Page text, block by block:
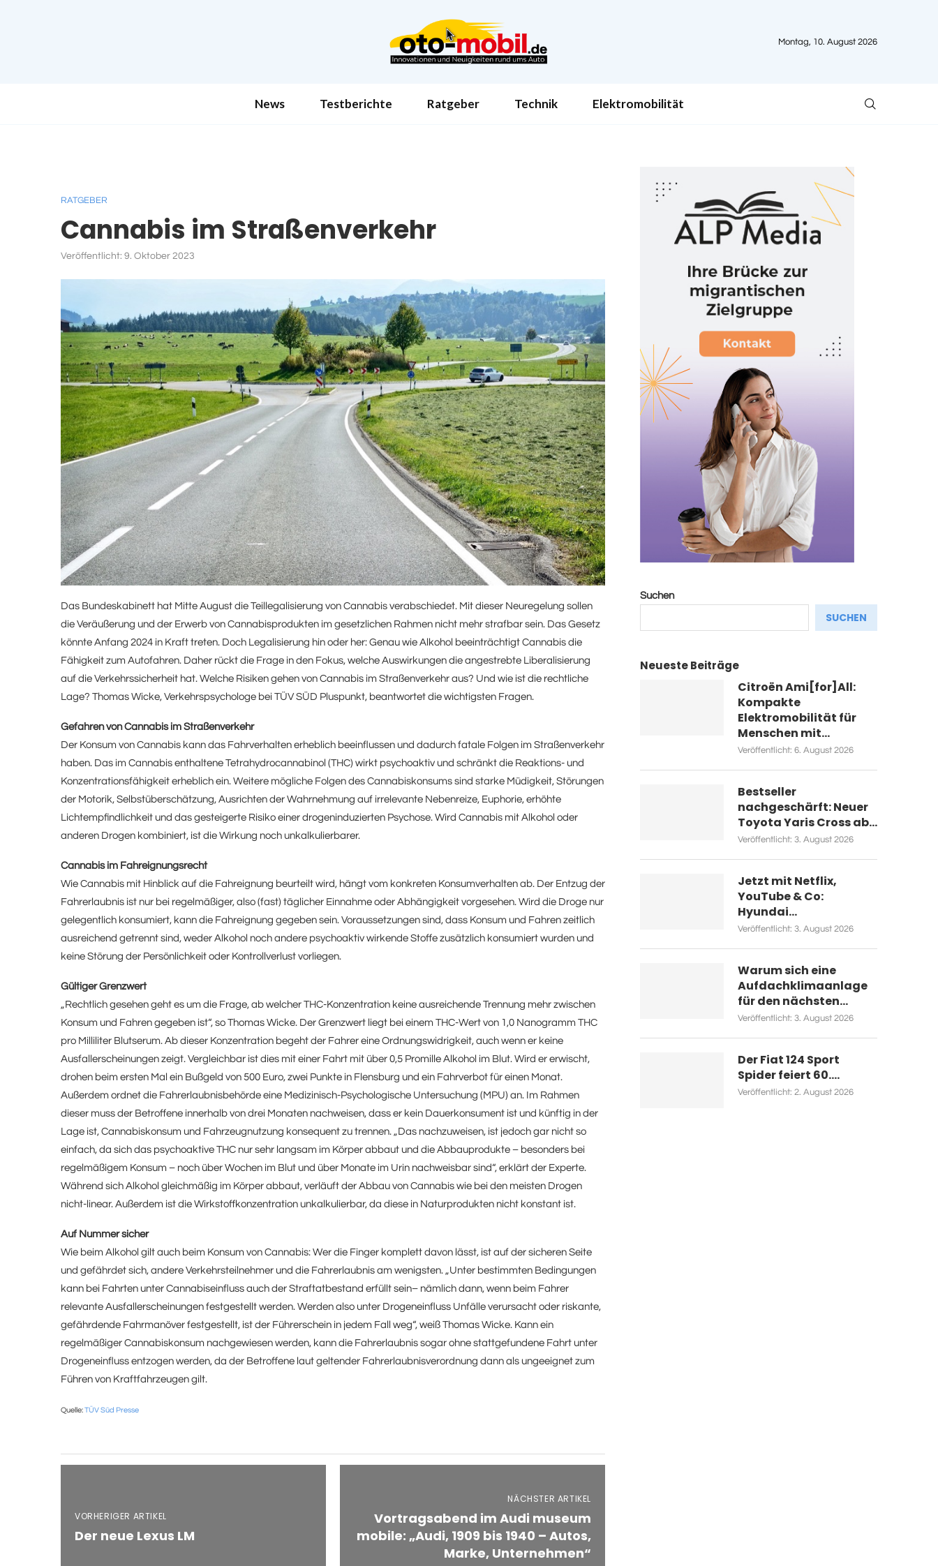
Montag, 10. August 2026
News Testberichte Ratgeber Technik Elektromobilität
RATGEBER
Cannabis im Straßenverkehr
Veröffentlicht: 9. Oktober 2023
Das Bundeskabinett hat Mitte August die Teillegalisierung von Cannabis verabschiedet. Mit dieser Neuregelung sollen
die Veräußerung und der Erwerb von Cannabisprodukten im gesetzlichen Rahmen nicht mehr strafbar sein. Das Gesetz
könnte Anfang 2024 in Kraft treten. Doch Legalisierung hin oder her: Genau wie Alkohol beeinträchtigt Cannabis die
Fähigkeit zum Autofahren. Daher rückt die Frage in den Fokus, welche Auswirkungen die angestrebte Liberalisierung
auf die Verkehrssicherheit hat. Welche Risiken gehen von Cannabis im Straßenverkehr aus? Und wie ist die rechtliche
Lage? Thomas Wicke, Verkehrspsychologe bei TÜV SÜD Pluspunkt, beantwortet die wichtigsten Fragen.
Gefahren von Cannabis im Straßenverkehr
Der Konsum von Cannabis kann das Fahrverhalten erheblich beeinflussen und dadurch fatale Folgen im Straßenverkehr
haben. Das im Cannabis enthaltene Tetrahydrocannabinol (THC) wirkt psychoaktiv und schränkt die Reaktions- und
Konzentrationsfähigkeit erheblich ein. Weitere mögliche Folgen des Cannabiskonsums sind starke Müdigkeit, Störungen
der Motorik, Selbstüberschätzung, Ausrichten der Wahrnehmung auf irrelevante Nebenreize, Euphorie, erhöhte
Lichtempfindlichkeit und das gesteigerte Risiko einer drogeninduzierten Psychose. Wird Cannabis mit Alkohol oder
anderen Drogen kombiniert, ist die Wirkung noch unkalkulierbarer.
Cannabis im Fahreignungsrecht
Wie Cannabis mit Hinblick auf die Fahreignung beurteilt wird, hängt vom konkreten Konsumverhalten ab. Der Entzug der
Fahrerlaubnis ist nur bei regelmäßiger, also (fast) täglicher Einnahme oder Abhängigkeit vorgesehen. Wird die Droge nur
gelegentlich konsumiert, kann die Fahreignung gegeben sein. Voraussetzungen sind, dass Konsum und Fahren zeitlich
ausreichend getrennt sind, weder Alkohol noch andere psychoaktiv wirkende Stoffe zusätzlich konsumiert wurden und
keine Störung der Persönlichkeit oder Kontrollverlust vorliegen.
Gültiger Grenzwert
„Rechtlich gesehen geht es um die Frage, ab welcher THC-Konzentration keine ausreichende Trennung mehr zwischen
Konsum und Fahren gegeben ist“, so Thomas Wicke. Der Grenzwert liegt bei einem THC-Wert von 1,0 Nanogramm THC
pro Milliliter Blutserum. Ab dieser Konzentration begeht der Fahrer eine Ordnungswidrigkeit, auch wenn er keine
Ausfallerscheinungen zeigt. Vergleichbar ist dies mit einer Fahrt mit über 0,5 Promille Alkohol im Blut. Wird er erwischt,
drohen beim ersten Mal ein Bußgeld von 500 Euro, zwei Punkte in Flensburg und ein Fahrverbot für einen Monat.
Außerdem ordnet die Fahrerlaubnisbehörde eine Medizinisch-Psychologische Untersuchung (MPU) an. Im Rahmen
dieser muss der Betroffene innerhalb von drei Monaten nachweisen, dass er kein Dauerkonsument ist und künftig in der
Lage ist, Cannabiskonsum und Fahrzeugnutzung konsequent zu trennen. „Das nachzuweisen, ist jedoch gar nicht so
einfach, da sich das psychoaktive THC nur sehr langsam im Körper abbaut und die Abbauprodukte – besonders bei
regelmäßigem Konsum – noch über Wochen im Blut und über Monate im Urin nachweisbar sind“, erklärt der Experte.
Während sich Alkohol gleichmäßig im Körper abbaut, verläuft der Abbau von Cannabis wie bei den meisten Drogen
nicht-linear. Außerdem ist die Wirkstoffkonzentration unkalkulierbar, da diese in Naturprodukten nicht konstant ist.
Auf Nummer sicher
Wie beim Alkohol gilt auch beim Konsum von Cannabis: Wer die Finger komplett davon lässt, ist auf der sicheren Seite
und gefährdet sich, andere Verkehrsteilnehmer und die Fahrerlaubnis am wenigsten. „Unter bestimmten Bedingungen
kann bei Fahrten unter Cannabiseinfluss auch der Straftatbestand erfüllt sein– nämlich dann, wenn beim Fahrer
relevante Ausfallerscheinungen festgestellt werden. Werden also unter Drogeneinfluss Unfälle verursacht oder riskante,
gefährdende Fahrmanöver festgestellt, ist der Führerschein in jedem Fall weg“, weiß Thomas Wicke. Kann ein
regelmäßiger Cannabiskonsum nachgewiesen werden, kann die Fahrerlaubnis sogar ohne stattgefundene Fahrt unter
Drogeneinfluss entzogen werden, da der Betroffene laut geltender Fahrerlaubnisverordnung dann als ungeeignet zum
Führen von Kraftfahrzeugen gilt.
Quelle:TÜV Süd Presse
VORHERIGER ARTIKEL
Der neue Lexus LM
NÄCHSTER ARTIKEL
Vortragsabend im Audi museum
mobile: „Audi, 1909 bis 1940 – Autos,
Marke, Unternehmen“
Suchen
SUCHEN
Neueste Beiträge
Citroën Ami[for]All:
Kompakte
Elektromobilität für
Menschen mit...
Veröffentlicht: 6. August 2026
Bestseller
nachgeschärft: Neuer
Toyota Yaris Cross ab...
Veröffentlicht: 3. August 2026
Jetzt mit Netflix,
YouTube & Co:
Hyundai...
Veröffentlicht: 3. August 2026
Warum sich eine
Aufdachklimaanlage
für den nächsten...
Veröffentlicht: 3. August 2026
Der Fiat 124 Sport
Spider feiert 60....
Veröffentlicht: 2. August 2026